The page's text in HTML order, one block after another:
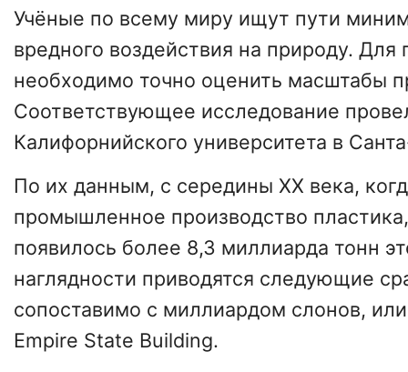
Учёные по всему миру ищут пути
вредного воздействия на природу.
необходимо точно оценить масштабы
Соответствующее исследование
Калифорнийского университета в
По их данным, с середины XX века,
промышленное производство
появилось более 8,3 миллиарда тонн
наглядности приводятся следующие
сопоставимо с миллиардом слонов,
Empire State Building.